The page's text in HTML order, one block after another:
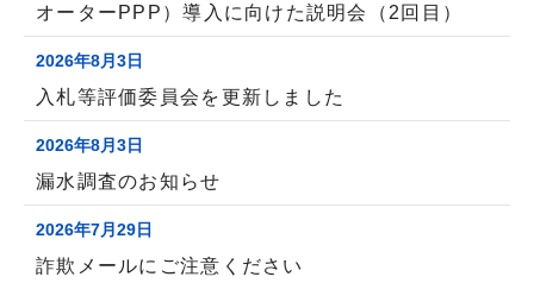
オーターPPP）導入に向けた説明会（2回目）
2026年8月3日
入札等評価委員会を更新しました
2026年8月3日
漏水調査のお知らせ
2026年7月29日
詐欺メールにご注意ください